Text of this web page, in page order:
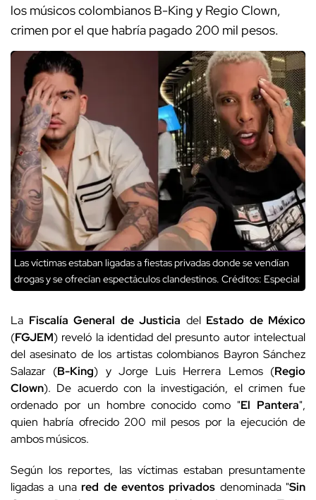
los músicos colombianos B-King y Regio Clown,
crimen por el que habría pagado 200 mil pesos.
Las víctimas estaban ligadas a fiestas privadas donde se vendían
drogas y se ofrecían espectáculos clandestinos. Créditos: Especial
La Fiscalía General de Justicia del Estado de México
(FGJEM) reveló la identidad del presunto autor intelectual
del asesinato de los artistas colombianos Bayron Sánchez
Salazar (B-King) y Jorge Luis Herrera Lemos (Regio
Clown). De acuerdo con la investigación, el crimen fue
ordenado por un hombre conocido como "El Pantera",
quien habría ofrecido 200 mil pesos por la ejecución de
ambos músicos.
Según los reportes, las víctimas estaban presuntamente
ligadas a unared de eventos privados denominada "Sin